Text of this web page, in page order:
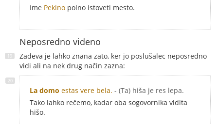
Ime Pekino polno istoveti mesto.
Neposredno videno
Zadeva je lahko znana zato, ker jo poslušalec neposredno
vidi ali na nek drug način zazna:
La domo estas vere bela. - (Ta) hiša je res lepa.
Tako lahko rečemo, kadar oba sogovornika vidita
hišo.